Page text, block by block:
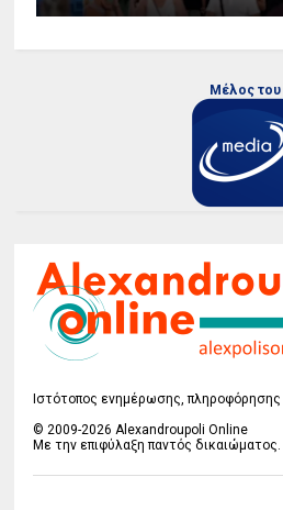
Μέλος του
Ιστότοπος ενημέρωσης, πληροφόρησης
© 2009-2026 Alexandroupoli Online
Με την επιφύλαξη παντός δικαιώματος.